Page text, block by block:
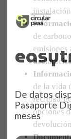
de
emisiones
de la vida
opciones
De datos
Pasaporte
meses